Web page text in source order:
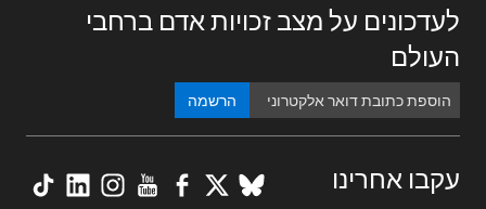
לעדכונים על מצב זכויות אדם ברחבי
העולם
הרשמה
עקבו אחרינו BlueSky
X
Facebook
YouTube